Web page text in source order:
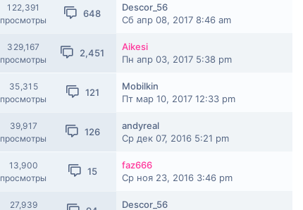
122,391
просмотры
648
Descor_56
Сб апр 08, 2017 8:46 am
329,167
просмотры
2,451
Aikesi
Пн апр 03, 2017 5:38 pm
35,315
просмотры
121
Mobilkin
Пт мар 10, 2017 12:33 pm
39,917
просмотры
126
andyreal
Ср дек 07, 2016 5:21 pm
13,900
просмотры
15
faz666
Ср ноя 23, 2016 3:46 pm
27,939 Descor_56